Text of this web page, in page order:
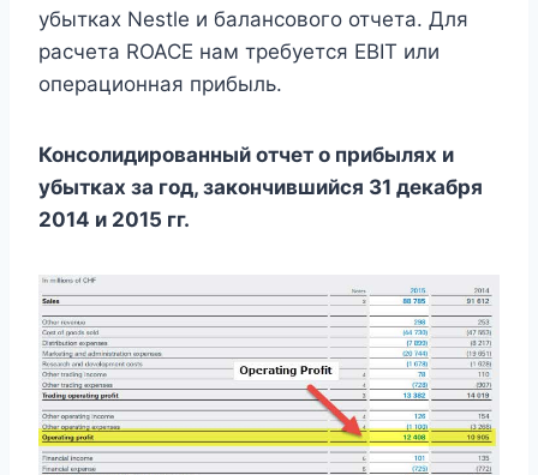
убытках Nestle и балансового отчета. Для
расчета ROACE нам требуется EBIT или
операционная прибыль.
Консолидированный отчет о прибылях и
убытках за год, закончившийся 31 декабря
2014 и 2015 гг.